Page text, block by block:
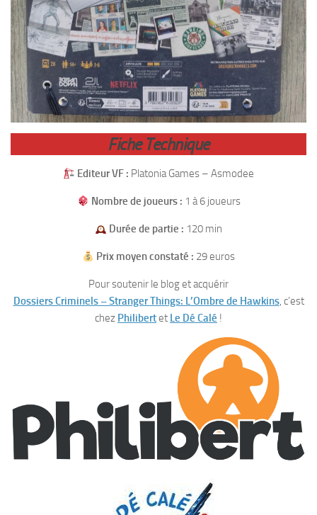
Fiche Technique
Editeur VF : Platonia Games – Asmodee
Nombre de joueurs : 1 à 6 joueurs
Durée de partie : 120 min
Prix moyen constaté : 29 euros
Pour soutenir le blog et acquérir
Dossiers Criminels – Stranger Things: L’Ombre de Hawkins, c’est
chez Philibertet Le Dé Calé !